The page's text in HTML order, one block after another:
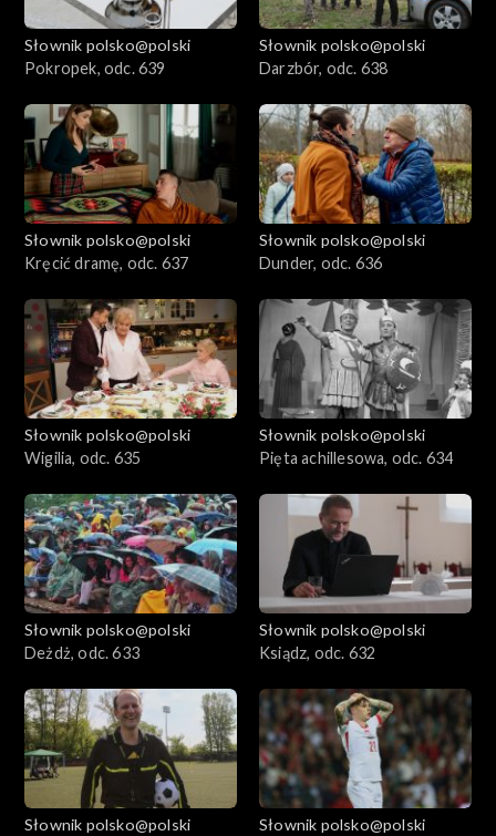
Słownik polsko@polski
Pokropek, odc. 639
Słownik polsko@polski
Darzbór, odc. 638
Słownik polsko@polski
Kręcić dramę, odc. 637
Słownik polsko@polski
Dunder, odc. 636
Słownik polsko@polski
Wigilia, odc. 635
Słownik polsko@polski
Pięta achillesowa, odc. 634
Słownik polsko@polski
Deżdż, odc. 633
Słownik polsko@polski
Ksiądz, odc. 632
Słownik polsko@polski
Słownik polsko@polski